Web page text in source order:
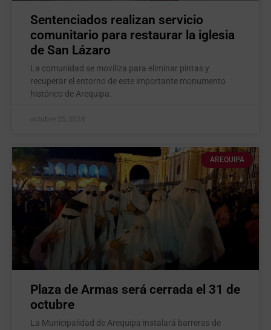
Sentenciados realizan servicio
comunitario para restaurar la iglesia
de San Lázaro
La comunidad se moviliza para eliminar pintas y
recuperar el entorno de este importante monumento
histórico de Arequipa.
octubre 25, 2024
AREQUIPA
Plaza de Armas será cerrada el 31 de
octubre
La Municipalidad de Arequipa instalará barreras de